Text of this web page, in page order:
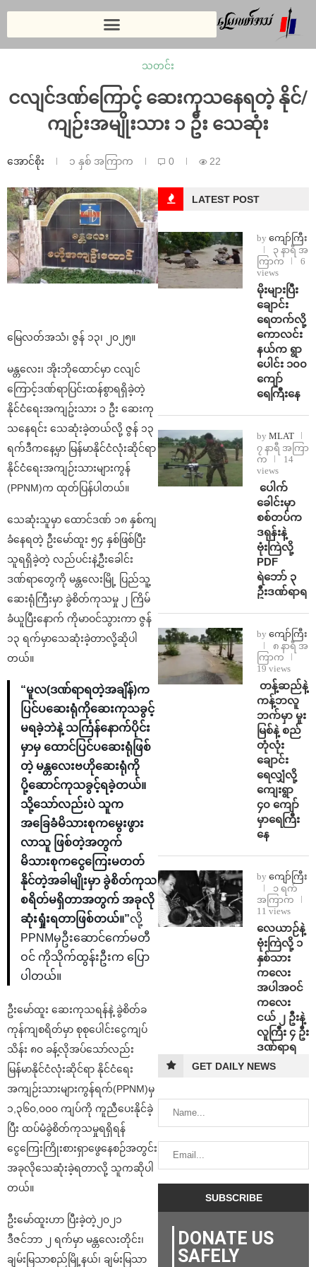
သတင်း
ငလျင်ဒဏ်ကြောင့် ဆေးကုသနေရတဲ့ နိုင်/
ကျဉ်းအမျိုးသား ၁ ဦး သေဆုံး
အောင်စိုး ၁ နှစ် အကြာက 0 22
မြေလတ်အသံ၊ ဇွန် ၁၃၊ ၂၀၂၅။
မန္တလေး၊ အိုးဘိုထောင်မှာ ငလျင်
ကြောင့်ဒဏ်ရာပြင်းထန်စွာရရှိခဲ့တဲ့
နိုင်ငံရေးအကျဥ်းသား ၁ ဦး ဆေးကု
သနေရင်း သေဆုံးခဲ့တယ်လို့ ဇွန် ၁၃
ရက်ဒီကနေ့မှာ မြန်မာနိုင်ငံလုံးဆိုင်ရာ
နိုင်ငံရေးအကျဉ်းသားများကွန်
(PPNM)က ထုတ်ပြန်ပါတယ်။
သေဆုံးသူမှာ ထောင်ဒဏ် ၁၈ နှစ်ကျ
ခံနေရတဲ့ ဦးမော်ထူး ၅၄ နှစ်ဖြစ်ပြီး
သူရရှိခဲ့တဲ့ လည်ပင်းနဲ့ဦးခေါင်း
ဒဏ်ရာတွေကို မန္တလေးမြို့ ပြည်သူ့
ဆေးရုံကြီးမှာ ခွဲစိတ်ကုသမှု ၂ ကြိမ်
ခံယူပြီးနောက် ကိုမာဝင်သွားကာ ဇွန်
၁၃ ရက်မှာသေဆုံးခဲ့တာလို့ဆိုပါ
တယ်။
“မူလ(ဒဏ်ရာရတဲ့အချိန်)က
ပြင်ပဆေးရုံကိုဆေးကုသခွင့်
မရခဲ့ဘဲနဲ့ သင်္ကြန်နောက်ပိုင်း
မှာမှ ထောင်ပြင်ပဆေးရုံဖြစ်
တဲ့ မန္တလေးဗဟိုဆေးရုံကို
ပို့ဆောင်ကုသခွင့်ရခဲ့တယ်။
သို့သော်လည်းပဲ သူက
အခြေခံမိသားစုကမွေးဖွား
လာသူ ဖြစ်တဲ့အတွက်
မိသားစုကငွေကြေးမတတ်
နိုင်တဲ့အခါမျိုးမှာ ခွဲစိတ်ကုသ
စရိတ်မရှိတာအတွက် အခုလို
ဆုံးရှုံးရတာဖြစ်တယ်။”လို့
PPNMမှဦးဆောင်ကော်မတီ
ဝင် ကိုသိုက်ထွန်းဦးက ပြော
ပါတယ်။
ဦးမော်ထူး ဆေးကုသရန်နဲ့ ခွဲစိတ်ခ
ကုန်ကျစရိတ်မှာ စုစုပေါင်းငွေကျပ်
သိန်း ၈၀ ခန့်လိုအပ်‌သော်လည်း
မြန်မာနိုင်ငံလုံးဆိုင်ရာ နိုင်ငံရေး
အကျဉ်းသားများကွန်ရက်(PPNM)မှ
၁,၃၆၀,၀၀၀ ကျပ်ကို ကူညီပေးနိုင်ခဲ့
ပြီး ထပ်မံခွဲစိတ်ကုသမှုရရှိရန်
ငွေကြေးကြိုးစားရှာဖွေနေစဉ်အတွင်း
အခုလိုသေဆုံးခဲ့ရတာလို့ သူကဆိုပါ
တယ်။
ဦးမော်ထူးဟာ ပြီးခဲ့တဲ့၂၀၂၁
ဒီဇင်ဘာ ၂ ရက်မှာ မန္တလေးတိုင်း၊
ချမ်းမြသာစည်မြို့နယ်၊ ချမ်းမြသာ
LATEST POST
by ကျော်ကြီး
၃ နာရီ အ
ကြာက
6
views
⁨မိုးများပြီး
ချောင်း
ရေတက်လို့
ကောလင်း
နယ်က ရွာ
ပေါင်း ၁၀၀
ကျော်
ရေကြီးနေ
by MLAT
၇ နာရီ အကြာ
က
14
views
⁩ ⁨ပေါက်
ခေါင်းမှာ
စစ်တပ်က
ဒရုန်းနဲ့
ဗုံးကြဲလို့
PDF
ရဲဘော် ၃
ဦးဒဏ်ရာရ
by ကျော်ကြီး
၈ နာရီ အ
ကြာက
19 views
⁩ ⁨တန့်ဆည်နဲ့
ကန့်ဘလူ
ဘက်မှာ မူး
မြစ်နဲ့ စည်
တုံလုံး
ချောင်း
ရေလျှံလို့
ကျေးရွာ
၄၀ ကျော်
မှာရေကြီး
နေ
by ကျော်ကြီး
၁ ရက်
အကြာက
11 views
⁨လေယာဉ်နဲ့
ဗုံးကြဲလို့ ၁
နှစ်သား
ကလေး
အပါအဝင်
ကလေး
ငယ် ၂ ဦးနဲ့
လူကြီး ၄ ဦး
ဒဏ်ရာရ
GET DAILY NEWS
DONATE US
SAFELY